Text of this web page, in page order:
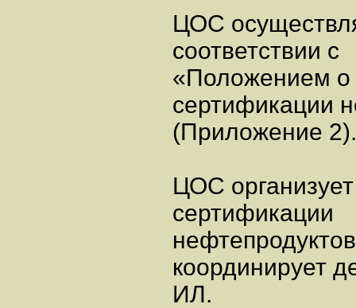
ЦОС
соответствии с
«Положением о
сертификации
(Приложение 2).
ЦОС
сертификации
координирует
ИЛ.